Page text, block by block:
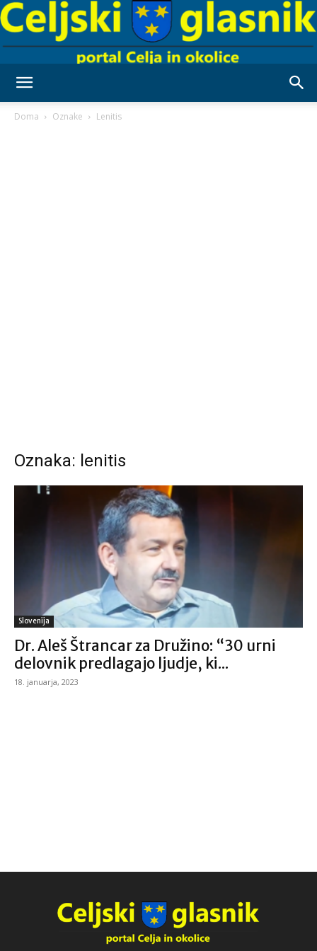
Doma Oznake Lenitis
Oznaka: lenitis
Slovenija
Dr. Aleš Štrancar za Družino: “30 urni
delovnik predlagajo ljudje, ki...
18. januarja, 2023